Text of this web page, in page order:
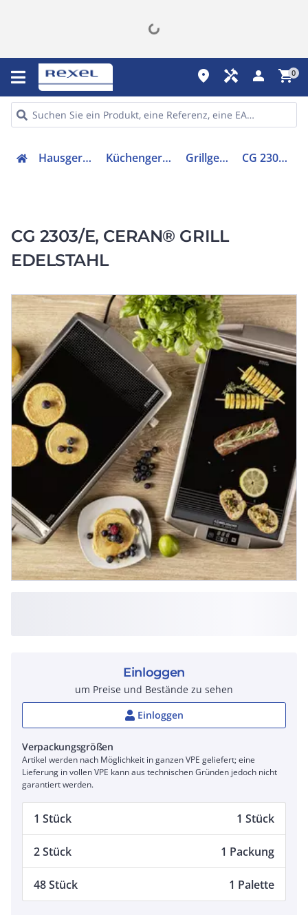
place handyman person shopping_cart0
Hausgeräte Küchengeräte Grillgerät CG 2303/E
CG 2303/E, CERAN® GRILL
EDELSTAHL
Einloggen
um Preise und Bestände zu sehen
Einloggen
Verpackungsgrößen
Artikel werden nach Möglichkeit in ganzen VPE geliefert; eine
Lieferung in vollen VPE kann aus technischen Gründen jedoch nicht
garantiert werden.
1 Stück 1 Stück
2 Stück 1 Packung
48 Stück 1 Palette